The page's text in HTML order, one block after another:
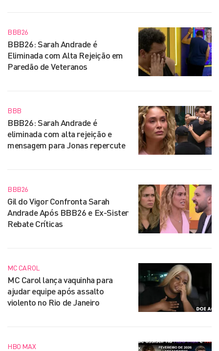
BBB26
BBB26: Sarah Andrade é
Eliminada com Alta Rejeição em
Paredão de Veteranos
BBB
BBB26: Sarah Andrade é
eliminada com alta rejeição e
mensagem para Jonas repercute
BBB26
Gil do Vigor Confronta Sarah
Andrade Após BBB26 e Ex-Sister
Rebate Críticas
MC CAROL
MC Carol lança vaquinha para
ajudar equipe após assalto
violento no Rio de Janeiro
HBO MAX